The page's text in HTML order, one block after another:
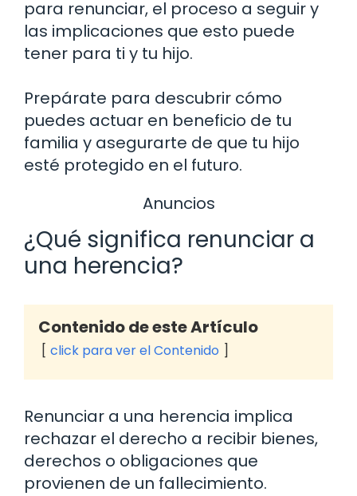
para renunciar, el proceso a seguir y
las implicaciones que esto puede
tener para ti y tu hijo.
Prepárate para descubrir cómo
puedes actuar en beneficio de tu
familia y asegurarte de que tu hijo
esté protegido en el futuro.
Anuncios
¿Qué significa renunciar a
una herencia?
Contenido de este Artículo
click para ver el Contenido
Renunciar a una herencia implica
rechazar el derecho a recibir bienes,
derechos o obligaciones que
provienen de un fallecimiento.